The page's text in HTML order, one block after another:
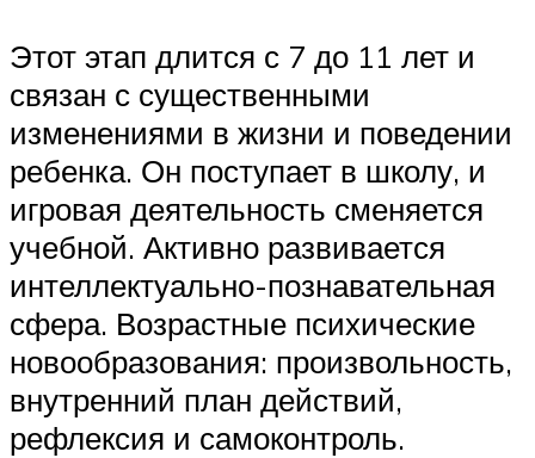
Этот этап длится с 7 до 11 лет и
связан с существенными
изменениями в жизни и поведении
ребенка. Он поступает в школу, и
игровая деятельность сменяется
учебной. Активно развивается
интеллектуально-познавательная
сфера. Возрастные психические
новообразования: произвольность,
внутренний план действий,
рефлексия и самоконтроль.